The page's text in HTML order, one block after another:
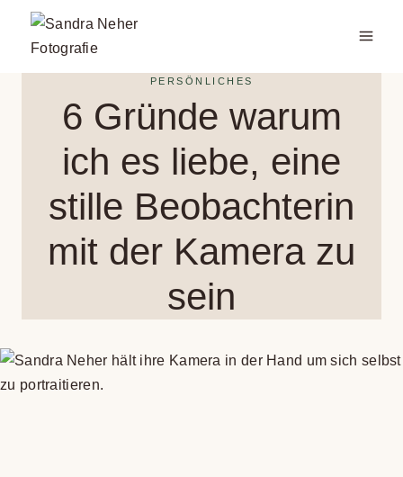
PERSÖNLICHES
6 Gründe warum
ich es liebe, eine
stille Beob­ach­te­rin
mit der Kamera zu
sein